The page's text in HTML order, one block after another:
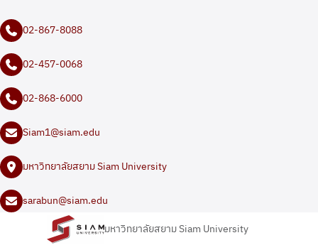
02-867-8088
02-457-0068
02-868-6000
Siam1@siam.edu
มหาวิทยาลัยสยาม Siam University
sarabun@siam.edu
มหาวิทยาลัยสยาม Siam University